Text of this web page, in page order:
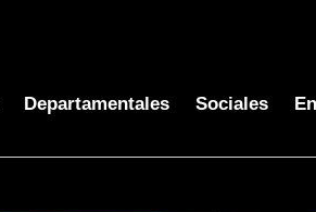
Departamentales Sociales